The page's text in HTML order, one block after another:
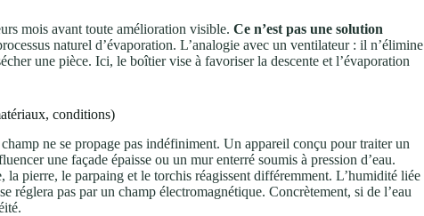
mois avant toute amélioration visible. Ce n’est pas une solution
naturel d’évaporation. L’analogie avec un ventilateur : il n’élimine
une pièce. Ici, le boîtier vise à favoriser la descente et l’évaporation
conditions)
ne se propage pas indéfiniment. Un appareil conçu pour traiter un
une façade épaisse ou un mur enterré soumis à pression d’eau.
pierre, le parpaing et le torchis réagissent différemment. L’humidité liée
réglera pas par un champ électromagnétique. Concrètement, si de l’eau